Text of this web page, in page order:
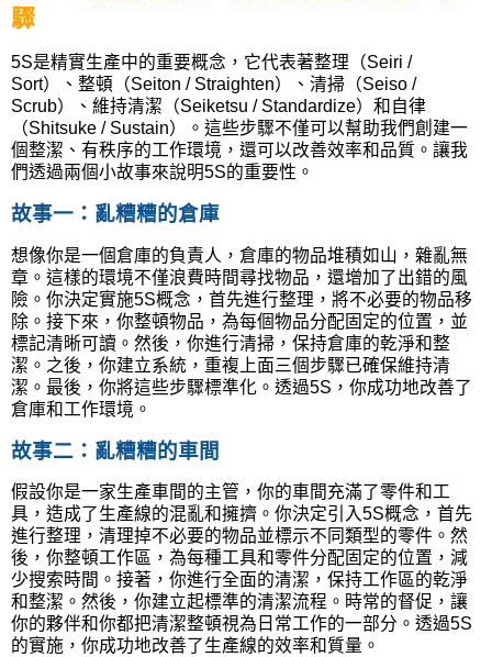
驟
5S是精實生產中的重要概念，它代表著整理（Seiri /
Sort）、整頓（Seiton / Straighten）、清掃（Seiso /
Scrub）、維持清潔（Seiketsu / Standardize）和自律
（Shitsuke / Sustain）。這些步驟不僅可以幫助我們創建一
個整潔、有秩序的工作環境，還可以改善效率和品質。讓我
們透過兩個小故事來說明5S的重要性。
故事一：亂糟糟的倉庫
想像你是一個倉庫的負責人，倉庫的物品堆積如山，雜亂無
章。這樣的環境不僅浪費時間尋找物品，還增加了出錯的風
險。你決定實施5S概念，首先進行整理，將不必要的物品移
除。接下來，你整頓物品，為每個物品分配固定的位置，並
標記清晰可讀。然後，你進行清掃，保持倉庫的乾淨和整
潔。之後，你建立系統，重複上面三個步驟已確保維持清
潔。最後，你將這些步驟標準化。透過5S ，你成功地改善了
倉庫和工作環境。
故事二：亂糟糟的車間
假設你是一家生產車間的主管，你的車間充滿了零件和工
具，造成了生產線的混亂和擁擠。你決定引入5S概念，首先
進行整理，清理掉不必要的物品並標示不同類型的零件。然
後，你整頓工作區，為每種工具和零件分配固定的位置，減
少搜索時間。接著，你進行全面的清潔，保持工作區的乾淨
和整潔。然後，你建立起標準的清潔流程。時常的督促，讓
你的夥伴和你都把清潔整頓視為日常工作的一部分。透過5S
的實施，你成功地改善了生產線的效率和質量。